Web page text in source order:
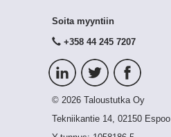
Soita myyntiin
+358 44 245 7207
© 2026 Taloustutka Oy
Tekniikantie 14, 02150 Espoo